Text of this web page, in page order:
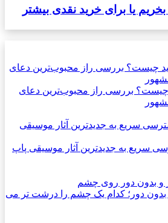
یا برای خرید نقدی بیشتر
بررسی راز محبوب‌ترین دعای
سریع به جدیدترین آثار موسیقی پاپ
بدون دور؛ کدام یک چشم را درشت تر می